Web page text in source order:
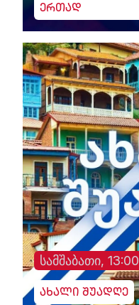
ერთად
სამშაბათი, 13:00
ახალი შუადღე